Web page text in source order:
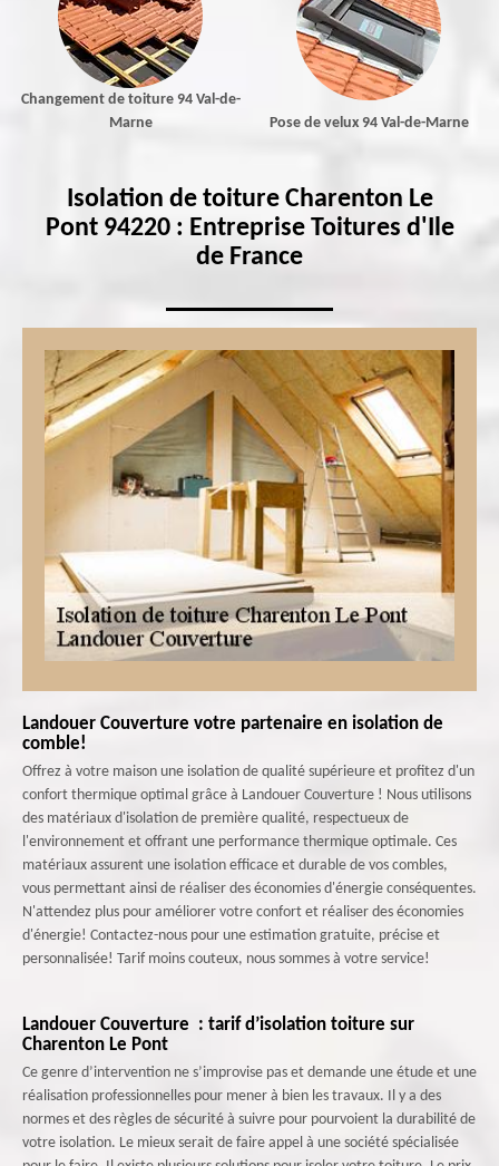
Changement de toiture 94 Val-de-
Marne
Pose de velux 94 Val-de-Marne
Isolation de toiture Charenton Le
Pont 94220 : Entreprise Toitures d'Ile
de France
Landouer Couverture votre partenaire en isolation de
comble!
Offrez à votre maison une isolation de qualité supérieure et profitez d'un
confort thermique optimal grâce à Landouer Couverture ! Nous utilisons
des matériaux d'isolation de première qualité, respectueux de
l'environnement et offrant une performance thermique optimale. Ces
matériaux assurent une isolation efficace et durable de vos combles,
vous permettant ainsi de réaliser des économies d'énergie conséquentes.
N'attendez plus pour améliorer votre confort et réaliser des économies
d'énergie! Contactez-nous pour une estimation gratuite, précise et
personnalisée! Tarif moins couteux, nous sommes à votre service!
Landouer Couverture : tarif d’isolation toiture sur
Charenton Le Pont
Ce genre d’intervention ne s’improvise pas et demande une étude et une
réalisation professionnelles pour mener à bien les travaux. Il y a des
normes et des règles de sécurité à suivre pour pourvoient la durabilité de
votre isolation. Le mieux serait de faire appel à une société spécialisée